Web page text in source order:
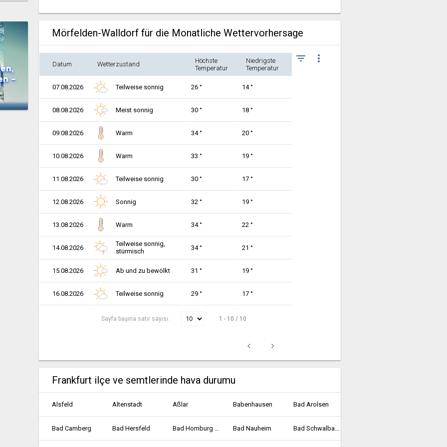
–
Mörfelden-Walldorf für die Monatliche Wettervorhersage
filter_list more_vert
Datum Wetterzustand
Höchste
Temperatur
Niedrigste
Temperatur
07.08.2026 Teilweise sonnig 26 ° 14 °
08.08.2026 Meist sonnig 30 ° 18 °
09.08.2026 Warm 34 ° 20 °
10.08.2026 Warm 33 ° 19 °
11.08.2026 Teilweise sonnig 30 ° 17 °
12.08.2026 Sonnig 32 ° 19 °
13.08.2026 Warm 34 ° 22 °
14.08.2026
Teilweise sonnig,
stürmisch
34 ° 21 °
15.08.2026 Ab und zu bewölkt 31 ° 19 °
16.08.2026 Teilweise sonnig 29 ° 17 °
Sayfa başına satır sayısı: 1 - 10 / 10
Frankfurt ilçe ve semtlerinde hava durumu
Alsfeld Altenstadt Aßlar Babenhausen Bad Arolsen
Bad Camberg Bad Hersfeld Bad Homburg vor der Höhe Bad Nauheim Bad Schwalbach